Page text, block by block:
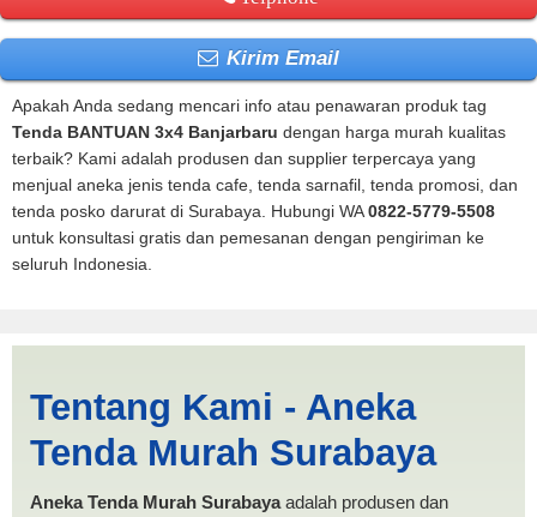
Kirim Email
Apakah Anda sedang mencari info atau penawaran produk tag
Tenda BANTUAN 3x4 Banjarbaru dengan harga murah kualitas
terbaik? Kami adalah produsen dan supplier terpercaya yang
menjual aneka jenis tenda cafe, tenda sarnafil, tenda promosi, dan
tenda posko darurat di Surabaya. Hubungi WA0822-5779-5508
untuk konsultasi gratis dan pemesanan dengan pengiriman ke
seluruh Indonesia.
Banjarbaru | PRODUKSI
ANEKA TENDA MURAH
Tentang Kami - Aneka
Tenda Murah Surabaya
Aneka Tenda Murah Surabayaadalah produsen dan